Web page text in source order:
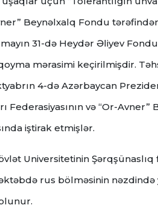
Beynəlxalq Fondu
31-də Heydər Əliyev
mərasimi keçirilmişdir.
4-də Azərbaycan
Federasiyasının və “Or-
iştirak etmişlər.
Universitetinin
rus bölməsinin